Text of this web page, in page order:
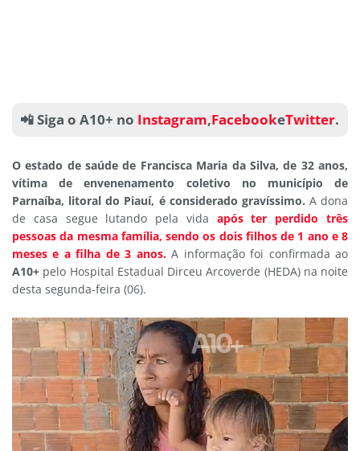
📲 Siga o A10+ no Instagram,FacebookeTwitter.
O estado de saúde de Francisca Maria da Silva, de 32 anos,
vítima de envenenamento coletivo no município de
Parnaíba, litoral do Piauí, é considerado gravíssimo. A dona
de casa segue lutando pela vida após ter perdido três
pessoas da mesma família, sendo os dois filhos de 1 ano e 8
meses e a filha de 3 anos.A informação foi confirmada ao
A10+ pelo Hospital Estadual Dirceu Arcoverde (HEDA) na noite
desta segunda-feira (06).